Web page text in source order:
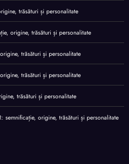
trăsături și personalitate
origine, trăsături și personalitate
trăsături și personalitate
trăsături și personalitate
trăsături și personalitate
semnificație, origine, trăsături și personalitate